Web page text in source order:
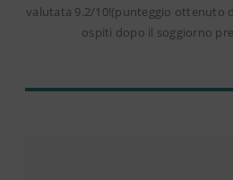
valutata 9.2/10!(punteggio ottenuto
ospiti dopo il soggiorno